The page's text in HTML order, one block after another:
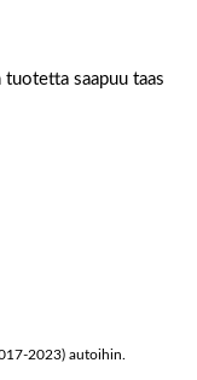
tuotetta saapuu taas
2023) autoihin.